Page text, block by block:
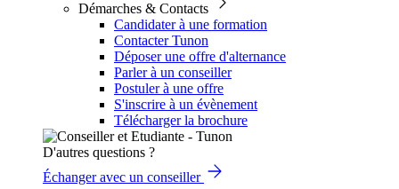
Démarches & Contacts
Candidater à une formation
Contacter Tunon
Déposer une offre d'alternance
Parler à un conseiller
Postuler à une offre
S'inscrire à un évènement
Télécharger la brochure
D'autres questions ?
Échanger avec un conseiller